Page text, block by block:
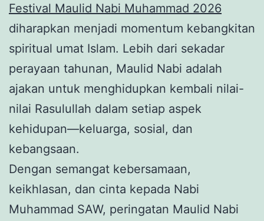
Festival Maulid Nabi Muhammad 2026
diharapkan menjadi momentum kebangkitan
spiritual umat Islam. Lebih dari sekadar
perayaan tahunan, Maulid Nabi adalah
ajakan untuk menghidupkan kembali nilai-
nilai Rasulullah dalam setiap aspek
kehidupan—keluarga, sosial, dan
kebangsaan.
Dengan semangat kebersamaan,
keikhlasan, dan cinta kepada Nabi
Muhammad SAW, peringatan Maulid Nabi